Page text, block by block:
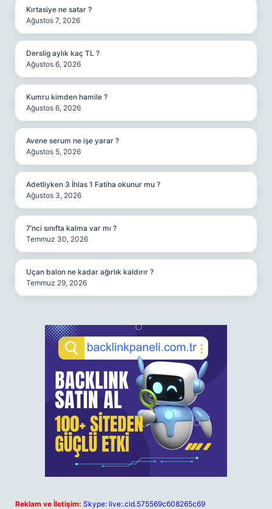
Kırtasiye ne satar ?
Ağustos 7, 2026
Derslig aylık kaç TL ?
Ağustos 6, 2026
Kumru kimden hamile ?
Ağustos 6, 2026
Avene serum ne işe yarar ?
Ağustos 5, 2026
Adetliyken 3 İhlas 1 Fatiha okunur mu ?
Ağustos 3, 2026
7’nci sınıfta kalma var mı ?
Temmuz 30, 2026
Uçan balon ne kadar ağırlık kaldırır ?
Temmuz 29, 2026
Reklam ve İletişim: Skype: live:.cid.575569c608265c69